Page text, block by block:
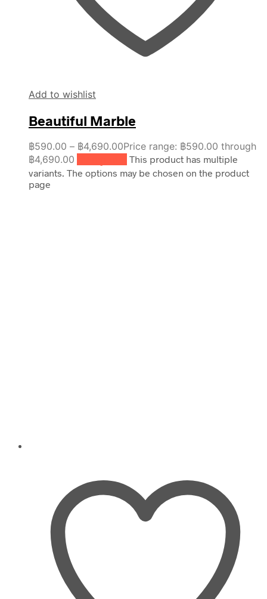
Add to wishlist
Beautiful Marble
฿590.00 – ฿4,690.00Price range: ฿590.00 through
฿4,690.00
This product has multiple
variants. The options may be chosen on the product
page